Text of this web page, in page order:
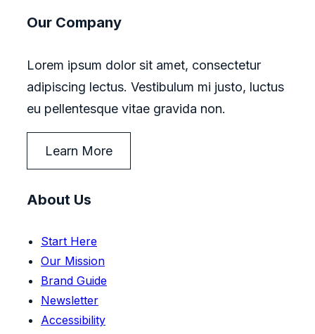
Our Company
Lorem ipsum dolor sit amet, consectetur
adipiscing lectus. Vestibulum mi justo, luctus
eu pellentesque vitae gravida non.
Learn More
About Us
Start Here
Our Mission
Brand Guide
Newsletter
Accessibility